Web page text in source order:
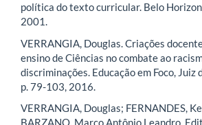
política do texto curricular. Belo
2001.
VERRANGIA, Douglas. Criações
ensino de Ciências no combate ao
discriminações. Educação em Foco, Juiz
p. 79-103, 2016.
VERRANGIA, Douglas; FERNANDES,
BARZANO, Marco Antônio Leandro.